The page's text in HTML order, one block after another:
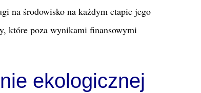
na środowisko na każdym etapie jego
które poza wynikami finansowymi
ekologicznej